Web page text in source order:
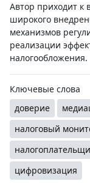
Автор приходит к
широкого
механизмов
реализации
налогообложения.
Ключевые слова
доверие
налоговый
цифровизация